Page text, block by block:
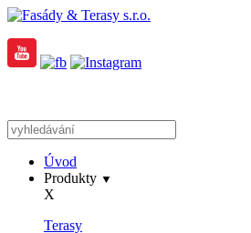
Úvod
Produkty ▼
X
Terasy